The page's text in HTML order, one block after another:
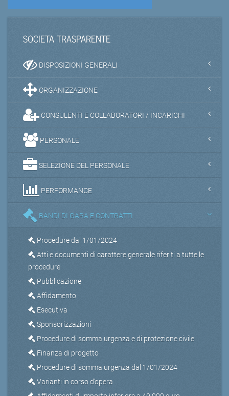
SOCIETA TRASPARENTE
DISPOSIZIONI GENERALI
ORGANIZZAZIONE
CONSULENTI E COLLABORATORI / INCARICHI
PERSONALE
SELEZIONE DEL PERSONALE
PERFORMANCE
BANDI DI GARA E CONTRATTI
Procedure dal 1/01/2024
Atti e documenti di carattere generale riferiti a tutte le
procedure
Pubblicazione
Affidamento
Esecutiva
Sponsorizzazioni
Procedure di somma urgenza e di protezione civile
Finanza di progetto
Procedure di somma urgenza dal 1/01/2024
Varianti in corso d’opera